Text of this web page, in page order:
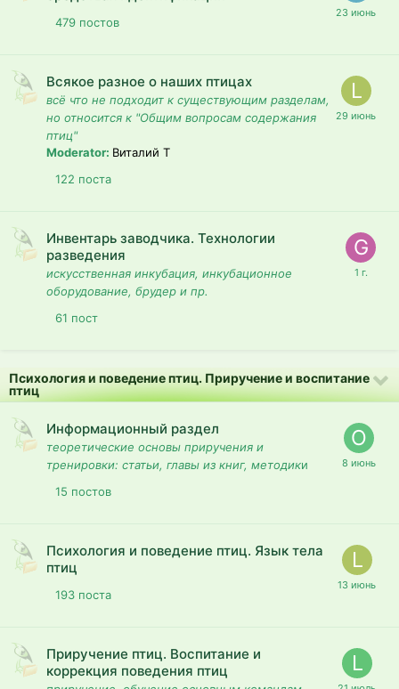
479 постов
Всякое разное о наших птицах
всё что не подходит к существующим разделам,
но относится к "Общим вопросам содержания
птиц"
Moderator: Виталий T
122 поста
Инвентарь заводчика. Технологии
разведения
искусственная инкубация, инкубационное
оборудование, брудер и пр.
61 пост
Психология и поведение птиц. Приручение и воспитание
птиц
Информационный раздел
теоретические основы приручения и
тренировки: статьи, главы из книг, методики
15 постов
Психология и поведение птиц. Язык тела
птиц
193 поста
Приручение птиц. Воспитание и
коррекция поведения птиц